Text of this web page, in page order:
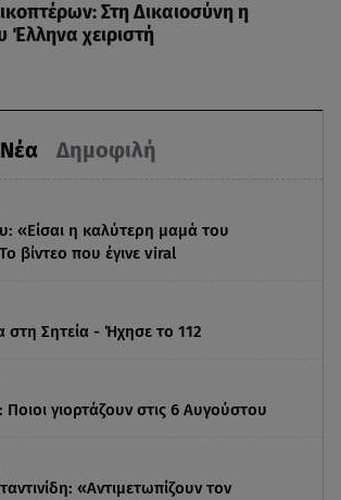
Δημοφιλή
«Είσαι η καλύτερη μαμά του
βίντεο που έγινε viral
Σητεία - Ήχησε το 112
Ποιοι γιορτάζουν στις 6 Αυγούστου
«Αντιμετωπίζουν τον
Στη Δικαιοσύνη η
Έλληνα χειριστή